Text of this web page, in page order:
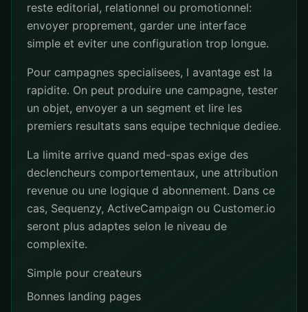
reste editorial, relationnel ou promotionnel:
envoyer proprement, garder une interface
simple et eviter une configuration trop longue.
Pour campagnes specialisees, l avantage est la
rapidite. On peut produire une campagne, tester
un objet, envoyer a un segment et lire les
premiers resultats sans equipe technique dediee.
La limite arrive quand med-spas exige des
declencheurs comportementaux, une attribution
revenue ou une logique d abonnement. Dans ce
cas, Sequenzy, ActiveCampaign ou Customer.io
seront plus adaptes selon le niveau de
complexite.
Simple pour createurs
Bonnes landing pages